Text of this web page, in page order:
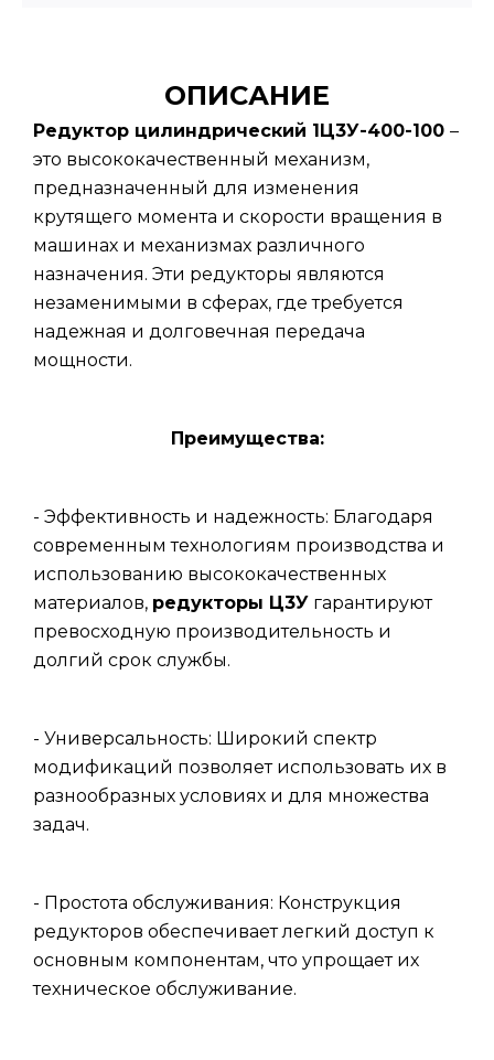
ОПИСАНИЕ
Редуктор цилиндрический 1Ц3У-400-100 –
это высококачественный механизм,
предназначенный для изменения
крутящего момента и скорости вращения в
машинах и механизмах различного
назначения. Эти редукторы являются
незаменимыми в сферах, где требуется
надежная и долговечная передача
мощности.
Преимущества:
- Эффективность и надежность: Благодаря
современным технологиям производства и
использованию высококачественных
материалов, редукторы Ц3У гарантируют
превосходную производительность и
долгий срок службы.
- Универсальность: Широкий спектр
модификаций позволяет использовать их в
разнообразных условиях и для множества
задач.
- Простота обслуживания: Конструкция
редукторов обеспечивает легкий доступ к
основным компонентам, что упрощает их
техническое обслуживание.